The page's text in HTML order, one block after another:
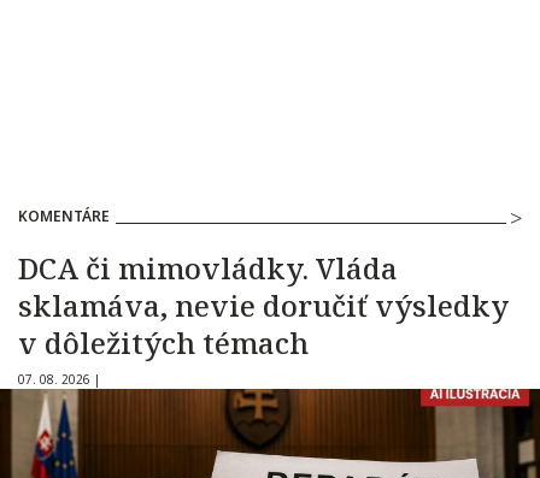
KOMENTÁRE
DCA či mimovládky. Vláda
sklamáva, nevie doručiť výsledky
v dôležitých témach
07. 08. 2026 |